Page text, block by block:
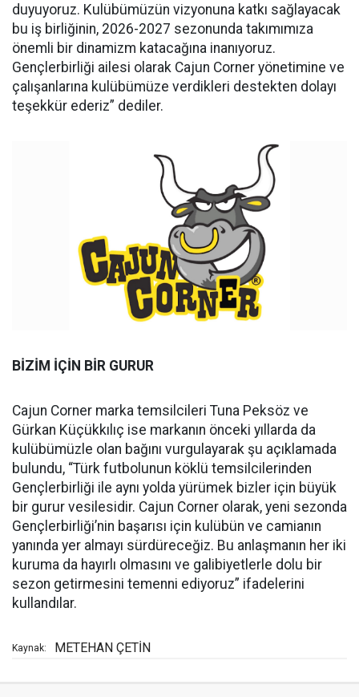
duyuyoruz. Kulübümüzün vizyonuna katkı sağlayacak
bu iş birliğinin, 2026-2027 sezonunda takımımıza
önemli bir dinamizm katacağına inanıyoruz.
Gençlerbirliği ailesi olarak Cajun Corner yönetimine ve
çalışanlarına kulübümüze verdikleri destekten dolayı
teşekkür ederiz” dediler.
BİZİM İÇİN BİR GURUR
Cajun Corner marka temsilcileri Tuna Peksöz ve
Gürkan Küçükkılıç ise markanın önceki yıllarda da
kulübümüzle olan bağını vurgulayarak şu açıklamada
bulundu, “Türk futbolunun köklü temsilcilerinden
Gençlerbirliği ile aynı yolda yürümek bizler için büyük
bir gurur vesilesidir. Cajun Corner olarak, yeni sezonda
Gençlerbirliği’nin başarısı için kulübün ve camianın
yanında yer almayı sürdüreceğiz. Bu anlaşmanın her iki
kuruma da hayırlı olmasını ve galibiyetlerle dolu bir
sezon getirmesini temenni ediyoruz” ifadelerini
kullandılar.
Kaynak: METEHAN ÇETİN